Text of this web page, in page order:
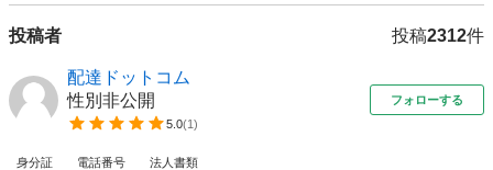
投稿者 投稿2312件
配達ドットコム
性別非公開
5.0(1)
フォローする
身分証 電話番号 法人書類